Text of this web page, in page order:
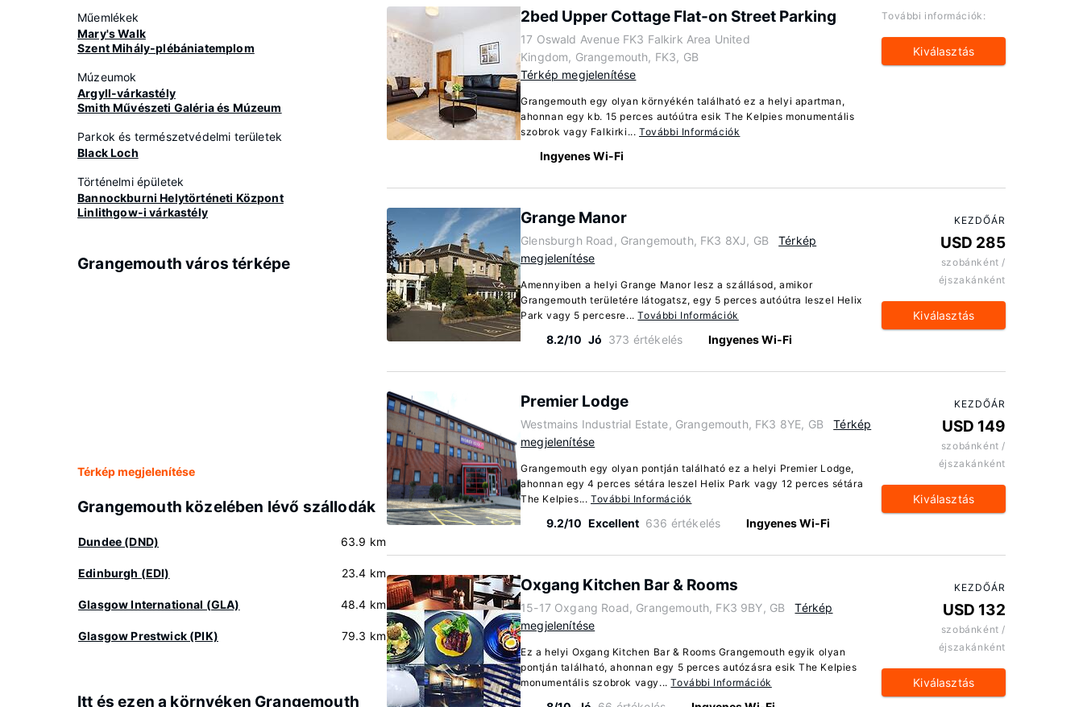
Műemlékek
Mary's Walk
Szent Mihály-plébániatemplom
Múzeumok
Argyll-várkastély
Smith Művészeti Galéria és Múzeum
Parkok és természetvédelmi területek
Black Loch
Történelmi épületek
Bannockburni Helytörténeti Központ
Linlithgow-i várkastély
Grangemouth város térképe
Térkép megjelenítése
Grangemouth közelében lévő szállodák
Dundee (DND) 63.9 km
Edinburgh (EDI) 23.4 km
Glasgow International (GLA) 48.4 km
Glasgow Prestwick (PIK) 79.3 km
Itt és ezen a környéken Grangemouth
2bed Upper Cottage Flat-on Street Parking
17 Oswald Avenue FK3 Falkirk Area United
Kingdom, Grangemouth, FK3, GB
Térkép megjelenítése
Grangemouth egy olyan környékén található ez a helyi apartman,
ahonnan egy kb. 15 perces autóútra esik The Kelpies monumentális
szobrok vagy Falkirki...További Információk
Ingyenes Wi-Fi
További információk:
Kiválasztás
Grange Manor
Glensburgh Road, Grangemouth, FK3 8XJ, GB
Térkép
megjelenítése
Amennyiben a helyi Grange Manor lesz a szállásod, amikor
Grangemouth területére látogatsz, egy 5 perces autóútra leszel Helix
Park vagy 5 percesre...További Információk
8.2/10 Jó 373 értékelés Ingyenes Wi-Fi
KEZDŐÁR
USD 285
szobánként /
éjszakánként
Kiválasztás
Premier Lodge
Westmains Industrial Estate, Grangemouth, FK3 8YE, GB
Térkép
megjelenítése
Grangemouth egy olyan pontján található ez a helyi Premier Lodge,
ahonnan egy 4 perces sétára leszel Helix Park vagy 12 perces sétára
The Kelpies... További Információk
9.2/10 Excellent 636 értékelés Ingyenes Wi-Fi
KEZDŐÁR
USD 149
szobánként /
éjszakánként
Kiválasztás
Oxgang Kitchen Bar & Rooms
15-17 Oxgang Road, Grangemouth, FK3 9BY, GB
Térkép
megjelenítése
Ez a helyi Oxgang Kitchen Bar & Rooms Grangemouth egyik olyan
pontján található, ahonnan egy 5 perces autózásra esik The Kelpies
monumentális szobrok vagy...További Információk
KEZDŐÁR
USD 132
szobánként /
éjszakánként
Kiválasztás